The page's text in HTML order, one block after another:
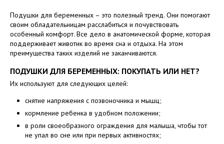
Подушки для беременных – это полезный тренд. Они помогают
своим обладательницам расслабиться и почувствовать
особенный комфорт. Все дело в анатомической форме, которая
поддерживает животик во время сна и отдыха. На этом
преимущества таких изделий не заканчиваются.
ПОДУШКИ ДЛЯ БЕРЕМЕННЫХ: ПОКУПАТЬ ИЛИ НЕТ?
Их используют для следующих целей:
снятие напряжения с позвоночника и мышц;
кормление ребенка в удобном положении;
в роли своеобразного ограждения для малыша, чтобы тот
не упал во сне или при первых активностях;